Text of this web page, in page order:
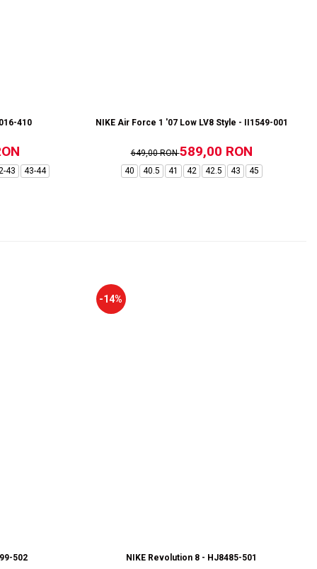
410
43 43-44
NIKE Air Force 1 '07 Low LV8 Style - II1549-001
649,00 RON589,00 RON
40 40.5 41 42 42.5 43 45
502
-14%
NIKE Revolution 8 - HJ8485-501